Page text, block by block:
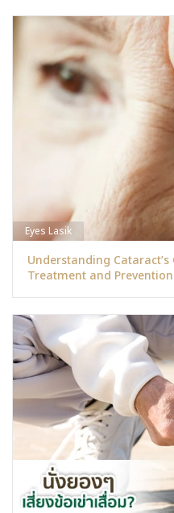
Eyes Lasik
Understanding Cataract’s
Treatment and Prevention